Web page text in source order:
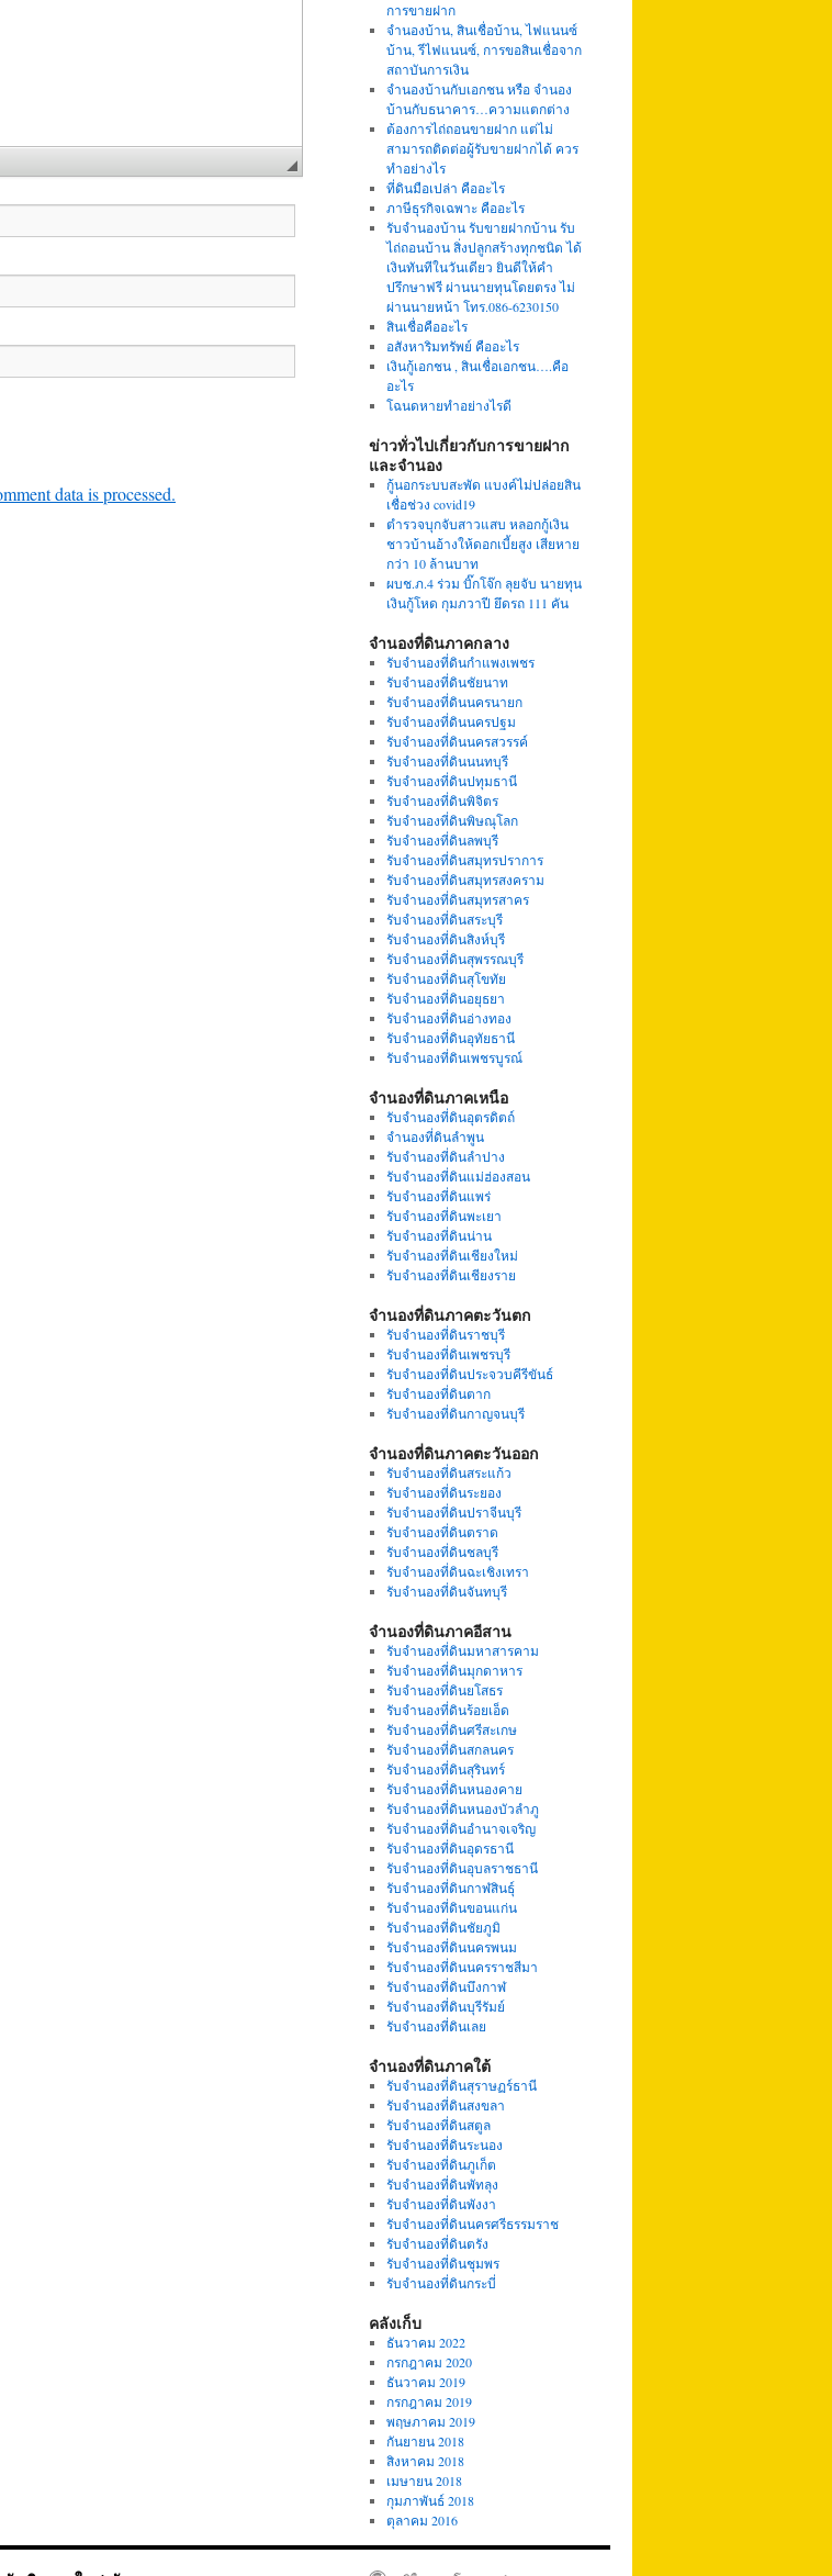
data is processed.
การขายฝาก
จำนองบ้าน, สินเชื่อบ้าน, ไฟแนนซ์
บ้าน, รีไฟแนนซ์, การขอสินเชื่อจาก
สถาบันการเงิน
จำนองบ้านกับเอกชน หรือ จำนอง
บ้านกับธนาคาร…ความแตกต่าง
ต้องการไถ่ถอนขายฝาก แต่ไม่
สามารถติดต่อผู้รับขายฝากได้ ควร
ทำอย่างไร
ที่ดินมือเปล่า คืออะไร
ภาษีธุรกิจเฉพาะ คืออะไร
รับจำนองบ้าน รับขายฝากบ้าน รับ
ไถ่ถอนบ้าน สิ่งปลูกสร้างทุกชนิด ได้
เงินทันทีในวันเดียว ยินดีให้คำ
ปรึกษาฟรี ผ่านนายทุนโดยตรง ไม่
ผ่านนายหน้า โทร.086-6230150
สินเชื่อคืออะไร
อสังหาริมทรัพย์ คืออะไร
เงินกู้เอกชน , สินเชื่อเอกชน….คือ
อะไร
โฉนดหายทำอย่างไรดี
ข่าวทั่วไปเกี่ยวกับการขายฝาก
และจำนอง
กู้นอกระบบสะพัด แบงค์ไม่ปล่อยสิน
เชื่อช่วง covid19
ตำรวจบุกจับสาวแสบ หลอกกู้เงิน
ชาวบ้านอ้างให้ดอกเบี้ยสูง เสียหาย
กว่า 10 ล้านบาท
ผบช.ภ.4 ร่วม บิ๊กโจ๊ก ลุยจับ นายทุน
เงินกู้โหด กุมภวาปี ยึดรถ 111 คัน
จำนองที่ดินภาคกลาง
รับจำนองที่ดินกำแพงเพชร
รับจำนองที่ดินชัยนาท
รับจำนองที่ดินนครนายก
รับจำนองที่ดินนครปฐม
รับจำนองที่ดินนครสวรรค์
รับจำนองที่ดินนนทบุรี
รับจำนองที่ดินปทุมธานี
รับจำนองที่ดินพิจิตร
รับจำนองที่ดินพิษณุโลก
รับจำนองที่ดินลพบุรี
รับจำนองที่ดินสมุทรปราการ
รับจำนองที่ดินสมุทรสงคราม
รับจำนองที่ดินสมุทรสาคร
รับจำนองที่ดินสระบุรี
รับจำนองที่ดินสิงห์บุรี
รับจำนองที่ดินสุพรรณบุรี
รับจำนองที่ดินสุโขทัย
รับจำนองที่ดินอยุธยา
รับจำนองที่ดินอ่างทอง
รับจำนองที่ดินอุทัยธานี
รับจำนองที่ดินเพชรบูรณ์
จำนองที่ดินภาคเหนือ
รับจำนองที่ดินอุตรดิตถ์
จำนองที่ดินลำพูน
รับจำนองที่ดินลำปาง
รับจำนองที่ดินแม่ฮ่องสอน
รับจำนองที่ดินแพร่
รับจำนองที่ดินพะเยา
รับจำนองที่ดินน่าน
รับจำนองที่ดินเชียงใหม่
รับจำนองที่ดินเชียงราย
จำนองที่ดินภาคตะวันตก
รับจำนองที่ดินราชบุรี
รับจำนองที่ดินเพชรบุรี
รับจำนองที่ดินประจวบคีรีขันธ์
รับจำนองที่ดินตาก
รับจำนองที่ดินกาญจนบุรี
จำนองที่ดินภาคตะวันออก
รับจำนองที่ดินสระแก้ว
รับจำนองที่ดินระยอง
รับจำนองที่ดินปราจีนบุรี
รับจำนองที่ดินตราด
รับจำนองที่ดินชลบุรี
รับจำนองที่ดินฉะเชิงเทรา
รับจำนองที่ดินจันทบุรี
จำนองที่ดินภาคอีสาน
รับจำนองที่ดินมหาสารคาม
รับจำนองที่ดินมุกดาหาร
รับจำนองที่ดินยโสธร
รับจำนองที่ดินร้อยเอ็ด
รับจำนองที่ดินศรีสะเกษ
รับจำนองที่ดินสกลนคร
รับจำนองที่ดินสุรินทร์
รับจำนองที่ดินหนองคาย
รับจำนองที่ดินหนองบัวลำภู
รับจำนองที่ดินอำนาจเจริญ
รับจำนองที่ดินอุดรธานี
รับจำนองที่ดินอุบลราชธานี
รับจำนองที่ดินกาฬสินธุ์
รับจำนองที่ดินขอนแก่น
รับจำนองที่ดินชัยภูมิ
รับจำนองที่ดินนครพนม
รับจำนองที่ดินนครราชสีมา
รับจำนองที่ดินบึงกาฬ
รับจำนองที่ดินบุรีรัมย์
รับจำนองที่ดินเลย
จำนองที่ดินภาคใต้
รับจำนองที่ดินสุราษฏร์ธานี
รับจำนองที่ดินสงขลา
รับจำนองที่ดินสตูล
รับจำนองที่ดินระนอง
รับจำนองที่ดินภูเก็ต
รับจำนองที่ดินพัทลุง
รับจำนองที่ดินพังงา
รับจำนองที่ดินนครศรีธรรมราช
รับจำนองที่ดินตรัง
รับจำนองที่ดินชุมพร
รับจำนองที่ดินกระบี่
คลังเก็บ
ธันวาคม 2022
กรกฎาคม 2020
ธันวาคม 2019
กรกฎาคม 2019
พฤษภาคม 2019
กันยายน 2018
สิงหาคม 2018
เมษายน 2018
กุมภาพันธ์ 2018
ตุลาคม 2016